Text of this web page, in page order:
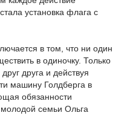
установка флага с
в том, что ни один
в одиночку. Только
друга и действуя
машину Голдберга в
обязанности
семьи Ольга